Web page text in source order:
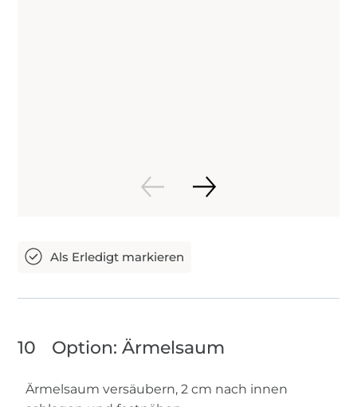
10 Option: Ärmelsaum
Ärmelsaum versäubern, 2 cm nach innen